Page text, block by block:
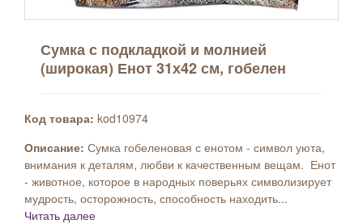
Сумка с подкладкой и молнией
(широкая) Енот 31х42 см, гобелен
Код товара: kod10974
Описание: Сумка гобеленовая с енотом - символ уюта,
внимания к деталям, любви к качественным вещам. Енот
- животное, которое в народных поверьях символизирует
мудрость, осторожность, способность находить...
Читать далее